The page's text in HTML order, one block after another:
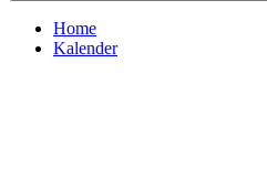
Home
Kalender